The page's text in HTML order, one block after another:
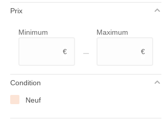
Dualit
Kitchenaid
Prix
Minimum
€ –
Maximum
€
Condition
Neuf